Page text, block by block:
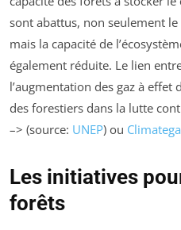
sont abattus, non seulement
mais la capacité de
également réduite. Le lien
l’augmentation des gaz à effet
des forestiers dans la lutte
–> (source: UNEP) ou
Les initiatives
forêts